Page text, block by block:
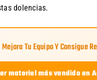
dolencias.
Mejora Tu Equipo Y Consigue
material más vendido en